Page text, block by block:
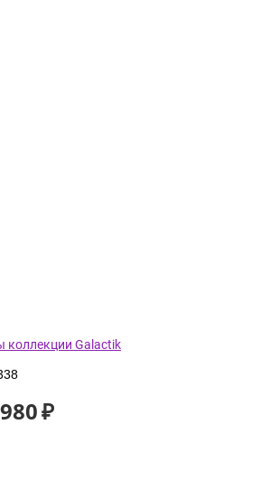
коллекции Galactik
₽